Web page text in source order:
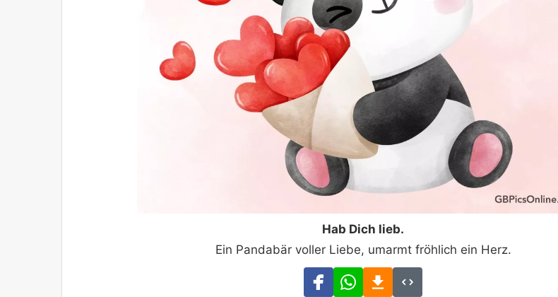
Hab Dich lieb.
Ein Pandabär voller Liebe, umarmt fröhlich ein Herz.